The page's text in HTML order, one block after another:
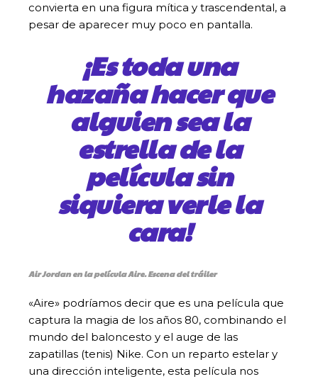
convierta en una figura mítica y trascendental, a
pesar de aparecer muy poco en pantalla.
¡Es toda una
hazaña hacer que
alguien sea la
estrella de la
película sin
siquiera verle la
cara!
Air Jordan en la película Aire. Escena del tráiler
«Aire» podríamos decir que es una película que
captura la magia de los años 80, combinando el
mundo del baloncesto y el auge de las
zapatillas (tenis) Nike. Con un reparto estelar y
una dirección inteligente, esta película nos